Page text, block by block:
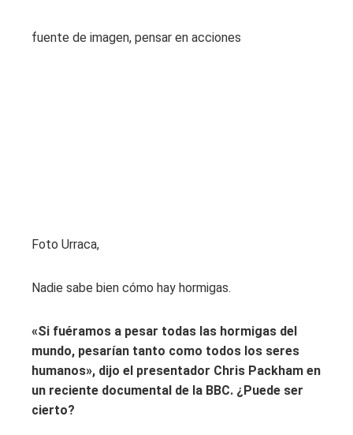
fuente de imagen, pensar en acciones
Foto Urraca,
Nadie sabe bien cómo hay hormigas.
«Si fuéramos a pesar todas las hormigas del
mundo, pesarían tanto como todos los seres
humanos», dijo el presentador Chris Packham en
un reciente documental de la BBC. ¿Puede ser
cierto?